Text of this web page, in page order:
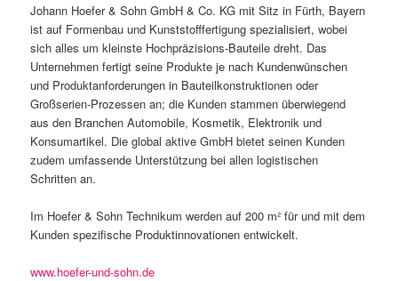
Johann Hoefer & Sohn GmbH & Co. KG mit Sitz in Fürth, Bayern
ist auf Formenbau und Kunststofffertigung spezialisiert, wobei
sich alles um kleinste Hochpräzisions-Bauteile dreht. Das
Unternehmen fertigt seine Produkte je nach Kundenwünschen
und Produktanforderungen in Bauteilkonstruktionen oder
Großserien-Prozessen an; die Kunden stammen überwiegend
aus den Branchen Automobile, Kosmetik, Elektronik und
Konsumartikel. Die global aktive GmbH bietet seinen Kunden
zudem umfassende Unterstützung bei allen logistischen
Schritten an.
Im Hoefer & Sohn Technikum werden auf 200 m² für und mit dem
Kunden spezifische Produktinnovationen entwickelt.
www.hoefer-und-sohn.de